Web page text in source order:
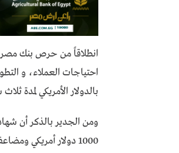
انطلاقاً من حرص بنك مصر
احتياجات العملاء، و
بالدولار الأمريكي لمدة
ومن الجدير بالذكر أن
1000دولار أمريكي